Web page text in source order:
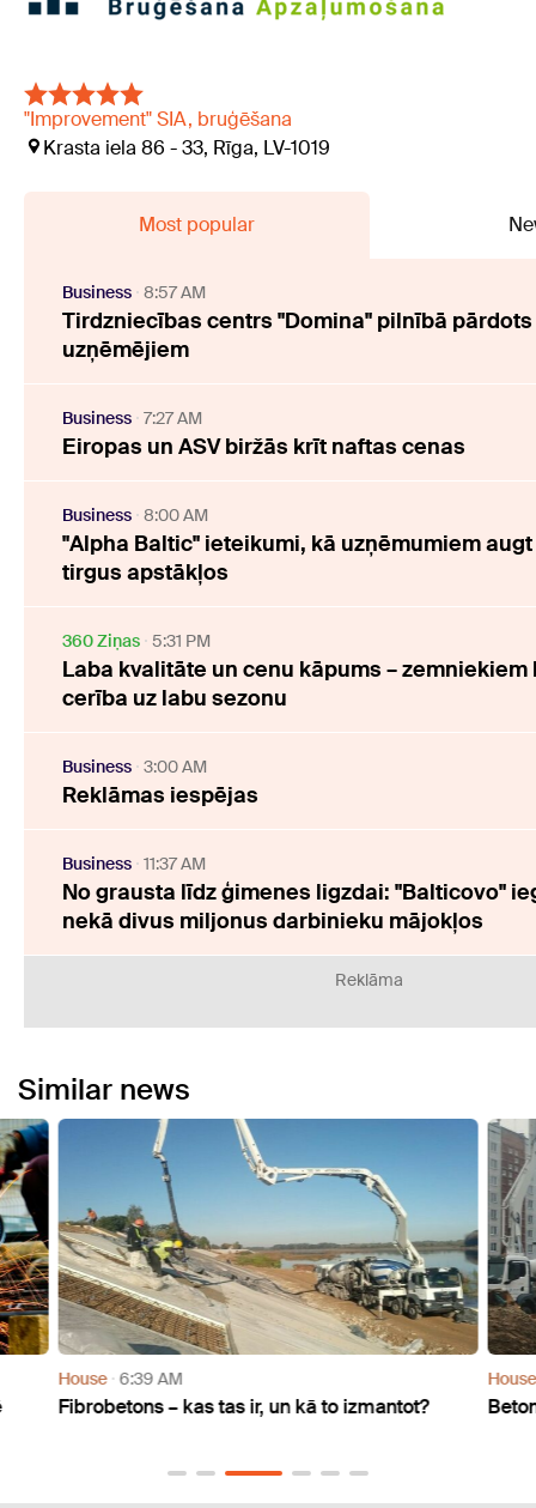
"Improvement" SIA, bruģēšana
Krasta iela 86 - 33, Rīga, LV-1019
Most popular
Business 8:57 AM
Tirdzniecības centrs "Domina" pilnībā
uzņēmējiem
Business 7:27 AM
Eiropas un ASV biržās krīt naftas cenas
Business 8:00 AM
"Alpha Baltic" ieteikumi, kā uzņēmumiem
tirgus apstākļos
360 Ziņas 5:31 PM
Laba kvalitāte un cenu kāpums – zemniekiem
cerība uz labu sezonu
Business 3:00 AM
Reklāmas iespējas
Business 11:37 AM
No grausta līdz ģimenes ligzdai: "Balticovo"
nekā divus miljonus darbinieku mājokļos
Reklāma
Similar news
House 6:39 AM
Fibrobetons – kas tas ir, un kā to izmantot?
House